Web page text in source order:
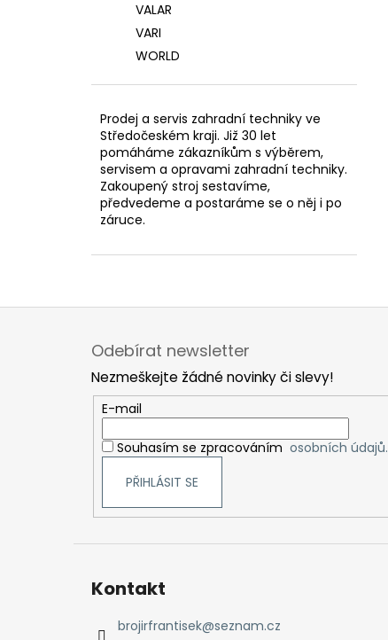
VALAR
VARI
WORLD
Prodej a servis zahradní techniky ve
Středočeském kraji. Již 30 let
pomáháme zákazníkům s výběrem,
servisem a opravami zahradní techniky.
Zakoupený stroj sestavíme,
předvedeme a postaráme se o něj i po
záruce.
Z
Odebírat newsletter
Nezmeškejte žádné novinky či slevy!
E-mail
Souhasím se zpracováním osobních údajů.
PŘIHLÁSIT SE
Kontakt
brojirfrantisek@seznam.cz